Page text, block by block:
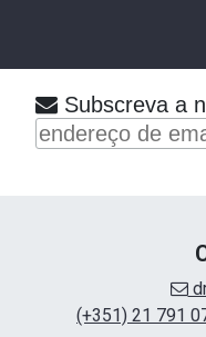
Subscreva a
(+351) 21 791